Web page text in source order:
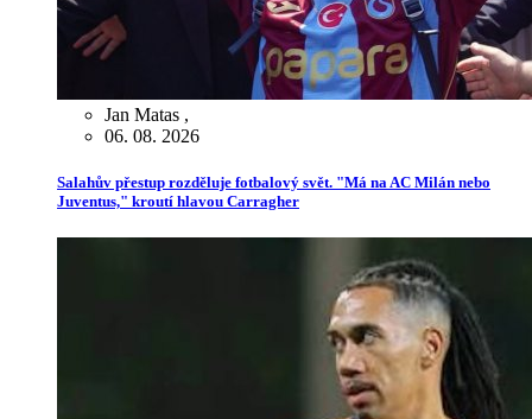
Jan Matas ,
06. 08. 2026
Salahův přestup rozděluje fotbalový svět. "Má na AC Milán nebo
Juventus," kroutí hlavou Carragher